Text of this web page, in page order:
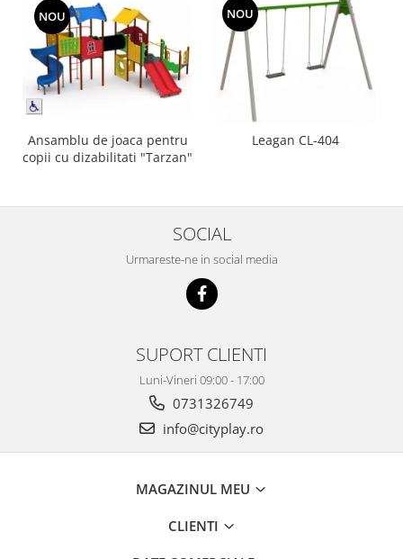
NOU
Ansamblu de joaca pentru
copii cu dizabilitati "Tarzan"
NOU
Leagan CL-404
SOCIAL
Urmareste-ne in social media
SUPORT CLIENTI
Luni-Vineri 09:00 - 17:00
0731326749
info@cityplay.ro
MAGAZINUL MEU
CLIENTI